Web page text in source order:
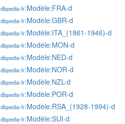
dbpedia-fr:Modèle:FRA-d
dbpedia-fr:Modèle:GBR-d
dbpedia-fr:Modèle:ITA_(1861-1946)-d
dbpedia-fr:Modèle:MON-d
dbpedia-fr:Modèle:NED-d
dbpedia-fr:Modèle:NOR-d
dbpedia-fr:Modèle:NZL-d
dbpedia-fr:Modèle:POR-d
dbpedia-fr:Modèle:RSA_(1928-1994)-d
dbpedia-fr:Modèle:SUI-d